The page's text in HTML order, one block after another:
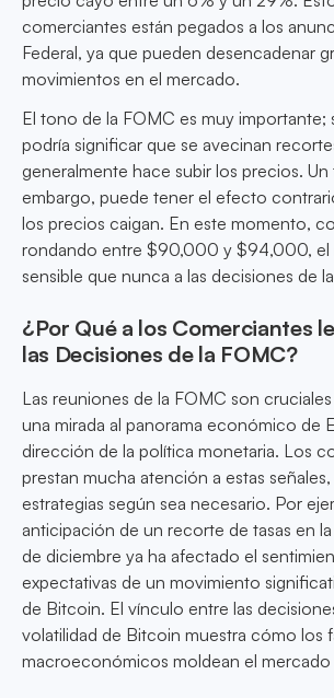
comerciantes están pegados a los
Federal, ya que pueden desencadenar
movimientos en el mercado.
El tono de la FOMC es muy importante;
podría significar que se avecinan
generalmente hace subir los precios.
embargo, puede tener el efecto
los precios caigan. En este momento,
rondando entre $90,000 y $94,000, el
sensible que nunca a las decisiones de
¿Por Qué a los Comerciantes
las Decisiones de la FOMC?
Las reuniones de la FOMC son
una mirada al panorama económico de
dirección de la política monetaria. Los
prestan mucha atención a estas
estrategias según sea necesario. Por
anticipación de un recorte de tasas en
de diciembre ya ha afectado el
expectativas de un movimiento
de Bitcoin. El vínculo entre las
volatilidad de Bitcoin muestra cómo los
macroeconómicos moldean el